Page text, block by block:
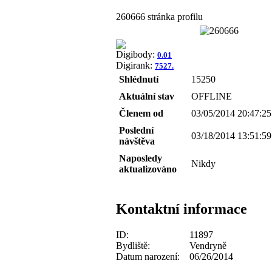
260666 stránka profilu
Digibody: 0.01
Digirank: 7527.
Shlédnutí
15250
Aktuální stav
OFFLINE
Členem od
03/05/2014 20:47:25
Poslední
návštěva
03/18/2014 13:51:59
Naposledy
aktualizováno
Nikdy
Kontaktní informace
ID:
11897
Bydliště:
Vendryně
Datum narození:
06/26/2014